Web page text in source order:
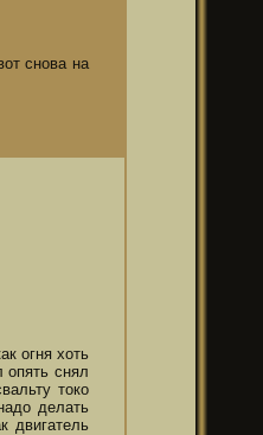
снова на
огня хоть
опять снял
токо
делать
двигатель